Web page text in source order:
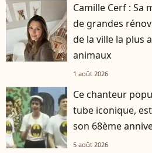
Camille Cerf : Sa
de grandes
de la ville la plus
animaux
1 août 2026
Ce chanteur
tube iconique,
son 68ème
5 août 2026